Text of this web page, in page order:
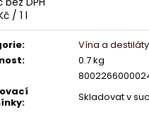
/ 1 l
:
Vína a destiláty
:
0.7 kg
: Skladovat v
BONBONIÉRA
140 Kč
Původně:165 Kč